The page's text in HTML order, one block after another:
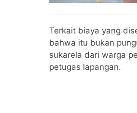
Terkait biaya yang
bahwa itu bukan
sukarela dari warga
petugas lapangan.